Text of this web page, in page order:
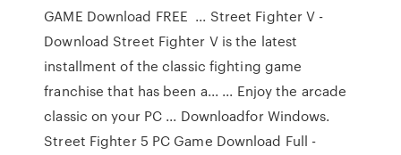
GAME Download FREE ... Street Fighter V -
Download Street Fighter V is the latest
installment of the classic fighting game
franchise that has been a... ... Enjoy the arcade
classic on your PC ... Downloadfor Windows.
Street Fighter 5 PC Game Download Full -